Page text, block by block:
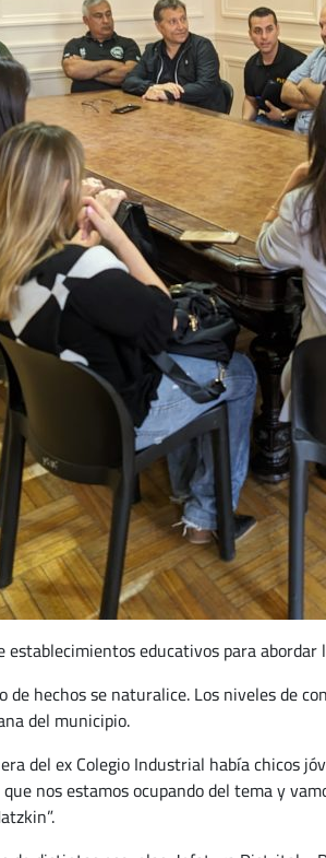
educativos para
de hechos se naturalice. Los niveles de
del municipio.
del ex Colegio Industrial había chicos
nos estamos ocupando del tema y